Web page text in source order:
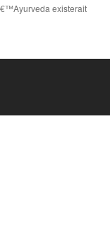
existerait